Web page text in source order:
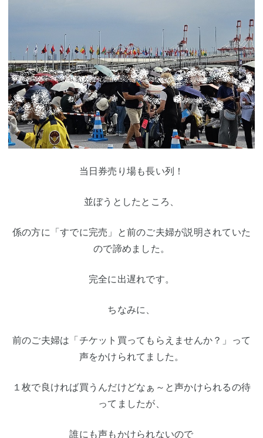
当日券売り場も長い列！
並ぼうとしたところ、
係の方に「すでに完売」と前のご夫婦が説明されていた
ので諦めました。
完全に出遅れです。
ちなみに、
前のご夫婦は「チケット買ってもらえませんか？」って
声をかけられてました。
１枚で良ければ買うんだけどなぁ～と声かけられるの待
ってましたが、
誰にも声もかけられないので